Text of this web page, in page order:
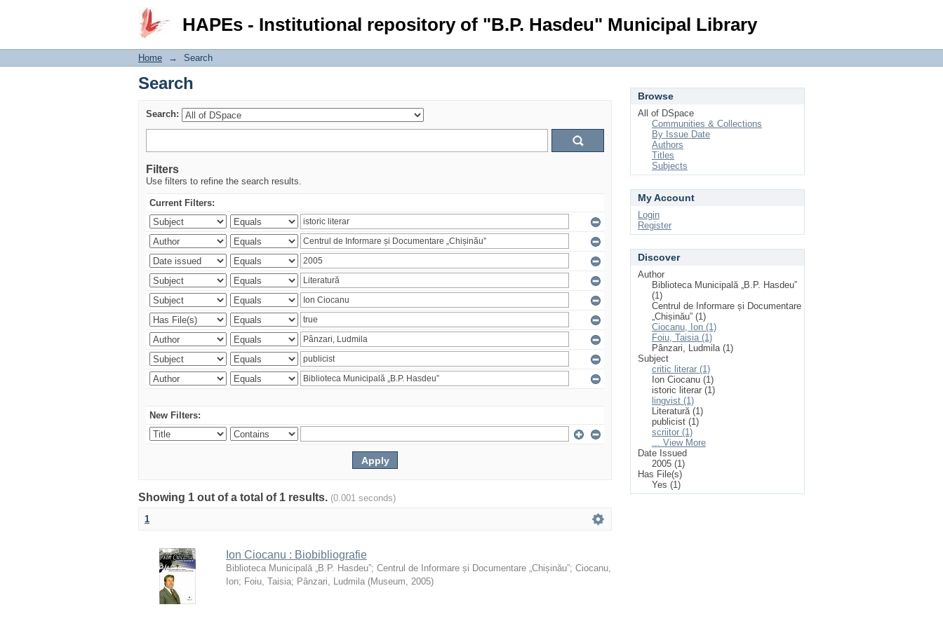
HAPEs - Institutional repository of "B.P. Hasdeu" Municipal Library
Search
Home → Search
Search
Search:
Filters
Use filters to refine the search results.
Current Filters:
New Filters:
Showing 1 out of a total of 1 results. (0.001 seconds)
1
Ion Ciocanu : Biobibliografie
Biblioteca Municipală „B.P. Hasdeu”; Centrul de Informare și Documentare „Chișinău”; Ciocanu,
Ion; Foiu, Taisia; Pânzari, Ludmila (Museum, 2005)
Browse
All of DSpace
Communities & Collections
By Issue Date
Authors
Titles
Subjects
My Account
Login
Register
Discover
Author
Biblioteca Municipală „B.P. Hasdeu”
(1)
Centrul de Informare și Documentare
„Chișinău” (1)
Ciocanu, Ion (1)
Foiu, Taisia (1)
Pânzari, Ludmila (1)
Subject
critic literar (1)
Ion Ciocanu (1)
istoric literar (1)
lingvist (1)
Literatură (1)
publicist (1)
scriitor (1)
... View More
Date Issued
2005 (1)
Has File(s)
Yes (1)